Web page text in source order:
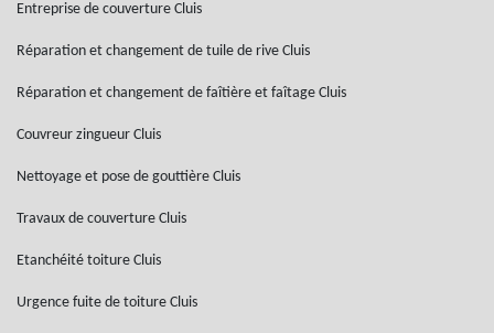
Entreprise de couverture Cluis
Réparation et changement de tuile de rive Cluis
Réparation et changement de faîtière et faîtage Cluis
Couvreur zingueur Cluis
Nettoyage et pose de gouttière Cluis
Travaux de couverture Cluis
Etanchéité toiture Cluis
Urgence fuite de toiture Cluis